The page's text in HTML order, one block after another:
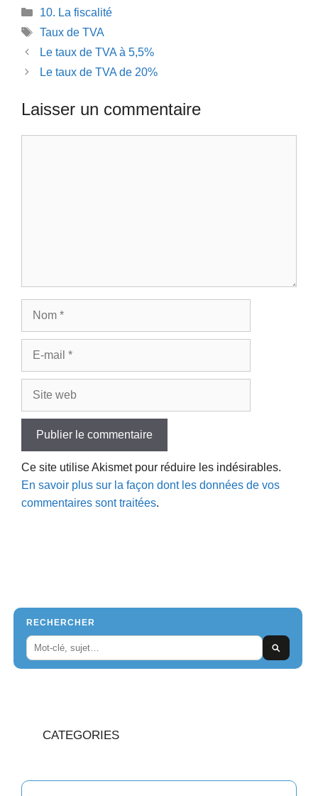
Catégories
10. La fiscalité
Étiquettes
Taux de TVA
Le taux de TVA à 5,5%
Le taux de TVA de 20%
Laisser un commentaire
Ce site utilise Akismet pour réduire les indésirables.
En savoir plus sur la façon dont les données de vos
commentaires sont traitées.
RECHERCHER
CATEGORIES